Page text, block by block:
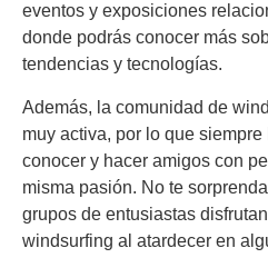
eventos y exposiciones
donde podrás conocer más
tendencias y tecnologías.
Además, la comunidad de
muy activa, por lo que
conocer y hacer amigos con
misma pasión. No te
grupos de entusiastas
windsurfing al atardecer en